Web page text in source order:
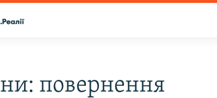
повернення